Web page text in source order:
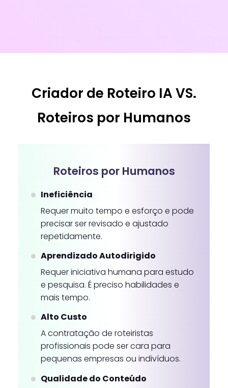
Criador de Roteiro IA VS.
Roteiros por Humanos
Roteiros por Humanos
Ineficiência
Requer muito tempo e esforço e pode
precisar ser revisado e ajustado
repetidamente.
Aprendizado Autodirigido
Requer iniciativa humana para estudo
e pesquisa. É preciso habilidades e
mais tempo.
Alto Custo
A contratação de roteiristas
profissionais pode ser cara para
pequenas empresas ou indivíduos.
Qualidade do Conteúdo